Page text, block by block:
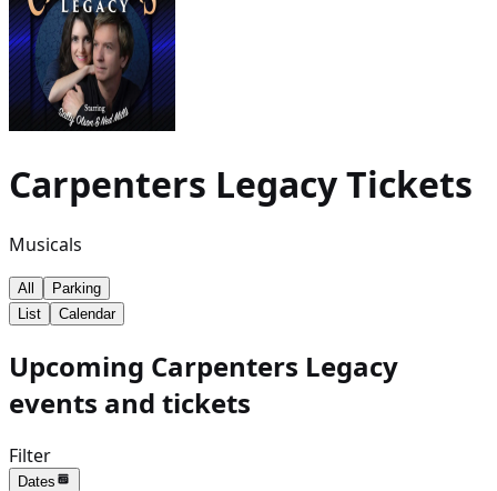
Carpenters LegacyTickets
Musicals
All
Parking
List
Calendar
Upcoming Carpenters Legacy
events and tickets
Filter
Dates